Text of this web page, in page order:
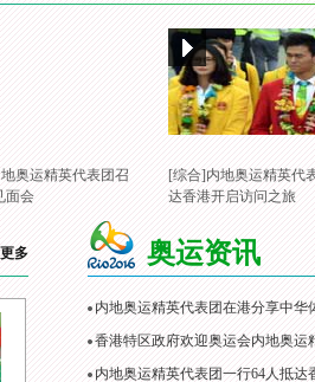
奥运精英代表团召
面会
[综合]内地奥运精英代
达香港开启访问之旅
更多 奥运资讯
内地奥运精英代表团在港分享中华
香港特区政府欢迎奥运会内地奥运
内地奥运精英代表团一行64人抵达